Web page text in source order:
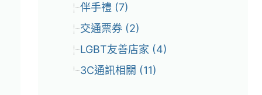
伴手禮 (7)
交通票券 (2)
LGBT友善店家 (4)
3C通訊相關 (11)